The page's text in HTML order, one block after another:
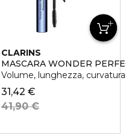
CLARINS
MASCARA WONDER
Volume, lunghezza,
31,42 €
41,90 €